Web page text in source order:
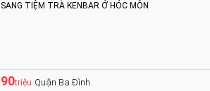
SANG TIỆM TRÀ KENBAR Ở HÓC MÔN
90triệu Quận Ba Đình